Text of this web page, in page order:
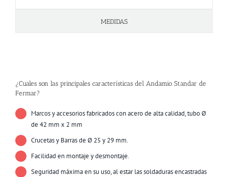
MEDIDAS
¿Cuales son las principales características del Andamio Standar de
Fermar?
Marcos y accesorios fabricados con acero de alta calidad, tubo Ø
de 42 mm x 2 mm
Crucetas y Barras de Ø 25 y 29 mm.
Facilidad en montaje y desmontaje.
Seguridad máxima en su uso, al estar las soldaduras encastradas